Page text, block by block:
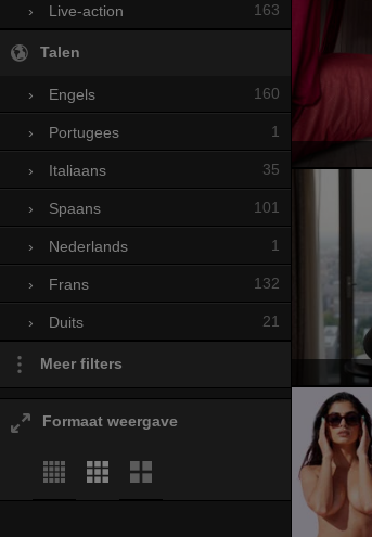
› Live-action 163
Talen
› Engels 160
› Portugees 1
› Italiaans 35
› Spaans 101
› Nederlands 1
› Frans 132
› Duits 21
Meer filters
Formaat weergave